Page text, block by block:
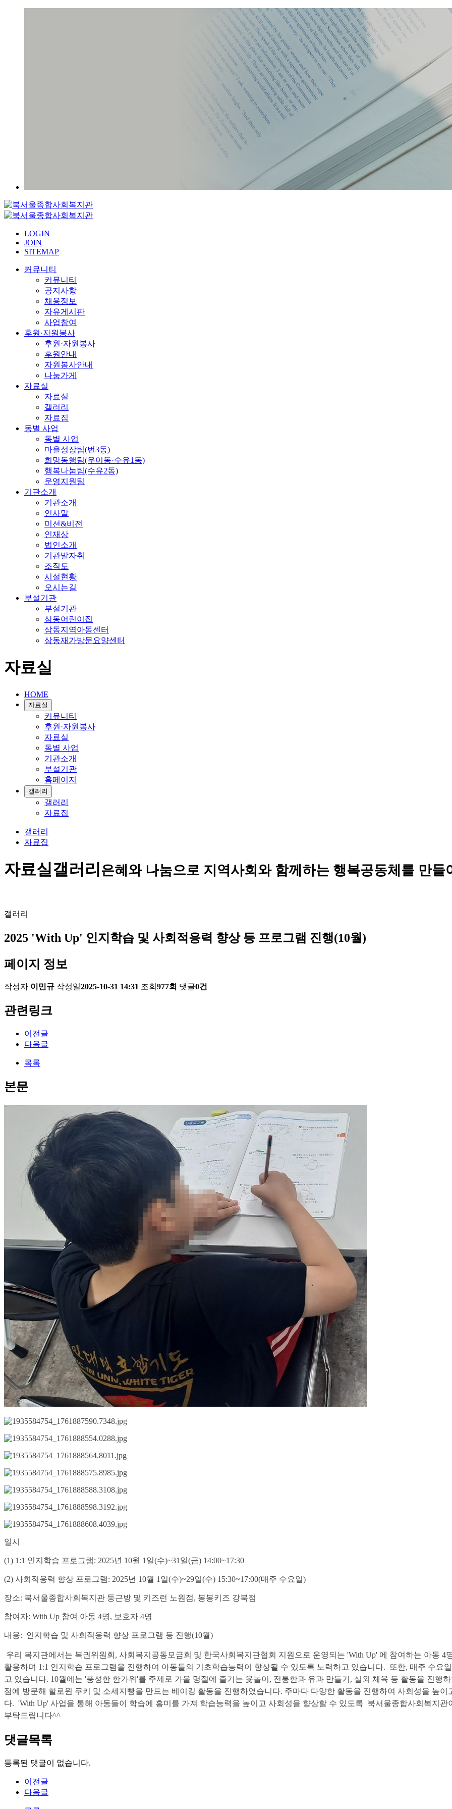
LOGIN
JOIN
SITEMAP
커뮤니티
커뮤니티
공지사항
채용정보
자유게시판
사업참여
후원·자원봉사
후원·자원봉사
후원안내
자원봉사안내
나눔가게
자료실
자료실
갤러리
자료집
동별 사업
동별 사업
마을성장팀(번3동)
희망동행팀(우이동·수유1동)
행복나눔팀(수유2동)
운영지원팀
기관소개
기관소개
인사말
미션&비전
인재상
법인소개
기관발자취
조직도
시설현황
오시는길
부설기관
부설기관
삼동어린이집
삼동지역아동센터
삼동재가방문요양센터
자료실
HOME
자료실
커뮤니티
후원·자원봉사
자료실
동별 사업
기관소개
부설기관
홈페이지
갤러리
갤러리
자료집
갤러리
자료집
자료실갤러리은혜와 나눔으로 지역사회와 함께하는 행복공동체를 만들
갤러리
2025 'With Up' 인지학습 및 사회적응력 향상 등 프로그램 진행(10월)
페이지 정보
작성자 이민규 작성일2025-10-31 14:31 조회 977회 댓글0건
관련링크
이전글
다음글
목록
본문
일시
(1) 1:1 인지학습 프로그램: 2025년 10월 1일(수)~31일(금) 14:00~17:30
(2) 사회적응력 향상 프로그램: 2025년 10월 1일(수)~29일(수) 15:30~17:00(매주 수요일)
장소: 북서울종합사회복지관 둥근방 및 키즈런 노원점, 봉봉키즈 강북점
참여자: With Up 참여 아동 4명, 보호자 4명
내용: 인지학습 및 사회적응력 향상 프로그램 등 진행(10월)
우리 복지관에서는 복권위원회, 사회복지공동모금회 및 한국사회복지관협회 지원으로 운영되는 'With Up' 에 참여하는 아동
활용하며 1:1 인지학습 프로그램을 진행하여 아동들의 기초학습능력이 향상될 수 있도록 노력하고 있습니다. 또한, 매주 수요
고 있습니다. 10월에는 '풍성한 한가위'를 주제로 가을 명절에 즐기는 윷놀이, 전통한과 유과 만들기, 실외 체육 등 활동을 진행
점에 방문해 할로윈 쿠키 및 소세지빵을 만드는 베이킹 활동을 진행하였습니다. 주마다 다양한 활동을 진행하여 사회성을 높
다. 'With Up' 사업을 통해 아동들이 학습에 흥미를 가져 학습능력을 높이고 사회성을 향상할 수 있도록 북서울종합사회복지
부탁드립니다^^
댓글목록
등록된 댓글이 없습니다.
이전글
다음글